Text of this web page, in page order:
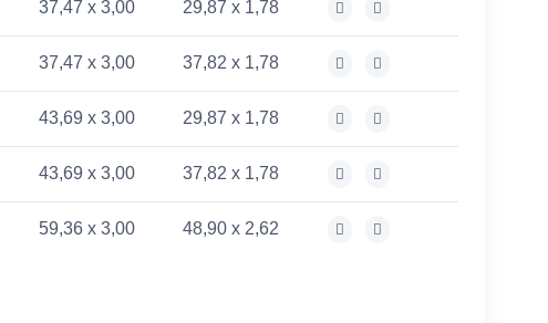
37,47 x 3,00 29,87 x 1,78
37,47 x 3,00 37,82 x 1,78
43,69 x 3,00 29,87 x 1,78
43,69 x 3,00 37,82 x 1,78
59,36 x 3,00 48,90 x 2,62